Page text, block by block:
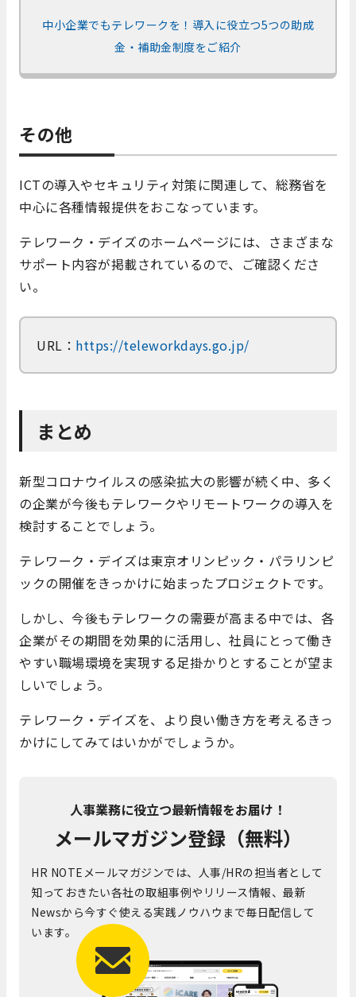
中小企業でもテレワークを！導入に役立つ5つの助成
金・補助金制度をご紹介
その他
ICTの導入やセキュリティ対策に関連して、総務省を
中心に各種情報提供をおこなっています。
テレワーク・デイズのホームページには、さまざまな
サポート内容が掲載されているので、ご確認くださ
い。
URL： https://teleworkdays.go.jp/
まとめ
新型コロナウイルスの感染拡大の影響が続く中、多く
の企業が今後もテレワークやリモートワークの導入を
検討することでしょう。
テレワーク・デイズは東京オリンピック・パラリンピ
ックの開催をきっかけに始まったプロジェクトです。
しかし、今後もテレワークの需要が高まる中では、各
企業がその期間を効果的に活用し、社員にとって働き
やすい職場環境を実現する足掛かりとすることが望ま
しいでしょう。
テレワーク・デイズを、より良い働き方を考えるきっ
かけにしてみてはいかがでしょうか。
人事業務に役立つ最新情報をお届け！
メールマガジン登録（無料）
HR NOTEメールマガジンでは、人事/HRの担当者として
知っておきたい各社の取組事例やリリース情報、最新
Newsから今すぐ使える実践ノウハウまで毎日配信して
います。